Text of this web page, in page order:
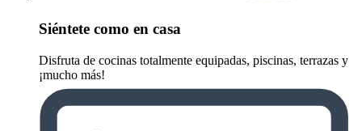
Siéntete como en casa
Disfruta de cocinas totalmente equipadas, piscinas, terrazas y
¡mucho más!